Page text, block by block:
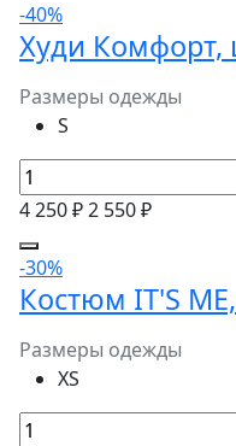
-40%
Худи Комфорт,
Размеры одежды
S
4 250 ₽2 550 ₽
-30%
Костюм IT'S
Размеры одежды
XS